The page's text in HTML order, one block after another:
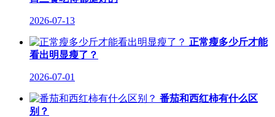
2026-07-13
正常瘦多少斤才能
看出明显瘦了？
2026-07-01
番茄和西红柿有什么区
别？